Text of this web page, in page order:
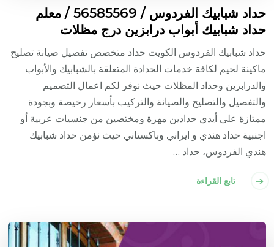
حداد شبابيك الفردوس / 56585569 / معلم
حداد شبابيك أبواب درابزين درج مظلات
حداد شبابيك الفردوس الكويت حداد متخصص تفصيل صيانة تصليح
ماكينة لحيم لكافة خدمات الحدادة المتعلقة بالشبابيك والأبواب
والدرابزين وحداد المظلات حيث نوفر لكم اعمال التصميم
والتفصيل والتصليح والصيانة والتركيب بأسعار رخيصة وبجودة
ممتازة على أيدي حدادين مهرة ومختصين من جنسيات عربية أو
اجنبية حداد هندي و ايراني وباكستاني حيث نؤمن حداد شبابيك
هندي الفردوس، حداد …
تابع القراءة